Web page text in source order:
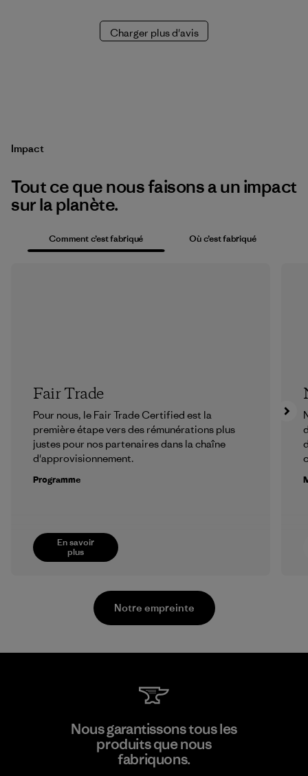
Charger plus d'avis
Impact
Tout ce que nous faisons a un impact
sur la planète.
Comment c’est fabriqué Où c’est fabriqué
En savoir
plus
Fair Trade
Pour nous, le Fair Trade Certified est la
première étape vers des rémunérations plus
justes pour nos partenaires dans la chaîne
d'approvisionnement.
Programme
Supertex S.A.
Notre empreinte
Nous garantissons tous les
produits que nous
fabriquons.